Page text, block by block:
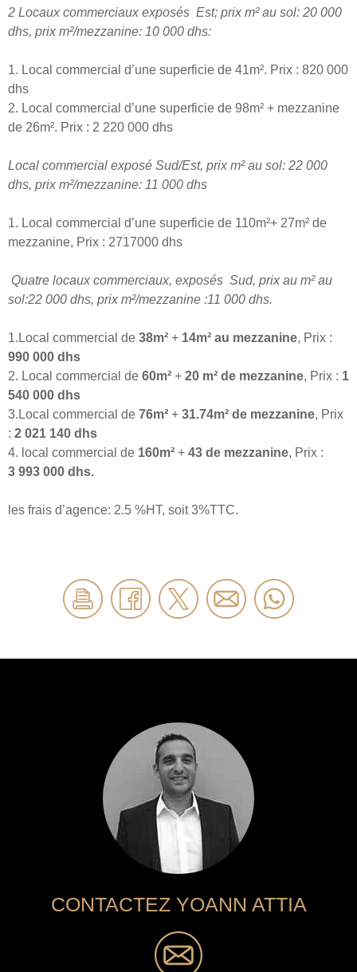
2 Locaux commerciaux exposés Est; prix m² au sol: 20 000
dhs, prix m²/mezzanine: 10 000 dhs:
1. Local commercial d’une superficie de 41m². Prix : 820 000
dhs
2. Local commercial d’une superficie de 98m² + mezzanine
de 26m². Prix : 2 220 000 dhs
Local commercial exposé Sud/Est, prix m² au sol: 22 000
dhs, prix m²/mezzanine: 11 000 dhs
1. Local commercial d’une superficie de 110m²+ 27m² de
mezzanine, Prix : 2717000 dhs
Quatre locaux commerciaux, exposés Sud, prix au m² au
sol:22 000 dhs, prix m²/mezzanine :11 000 dhs.
1.Local commercial de 38m² + 14m² au mezzanine, Prix :
990 000 dhs
2. Local commercial de 60m² + 20 m² de mezzanine, Prix : 1
540 000 dhs
3.Local commercial de 76m² + 31.74m² de mezzanine, Prix
: 2 021 140 dhs
4. local commercial de 160m² + 43 de mezzanine, Prix :
3 993 000 dhs.
les frais d’agence: 2.5 %HT, soit 3%TTC.
CONTACTEZ YOANN ATTIA